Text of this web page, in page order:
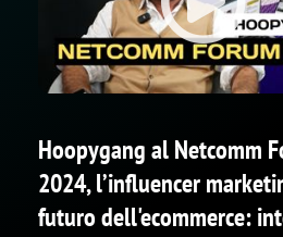
Hoopygang al Netcomm
2024, l’influencer
futuro dell'ecommerce: